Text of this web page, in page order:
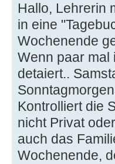
Hallo, Lehrerin
in eine
Wochenende
Wenn paar mal
detaiert..
Kontrolliert die
nicht Privat
auch das
Wochenende,